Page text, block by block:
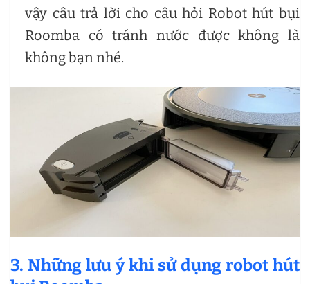
vậy câu trả lời cho câu hỏi Robot hút bụi
Roomba có tránh nước được không là
không bạn nhé.
3. Những lưu ý khi sử dụng robot hút